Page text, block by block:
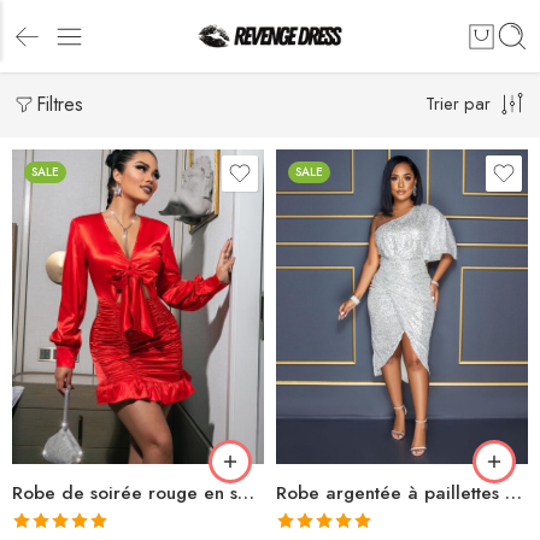
Filtres Trier par
SALE
Robe de soirée rouge en satin à volants courte avec découpes et nœuds manches longues
SALE
Robe argentée à paillettes asymétrique fendue